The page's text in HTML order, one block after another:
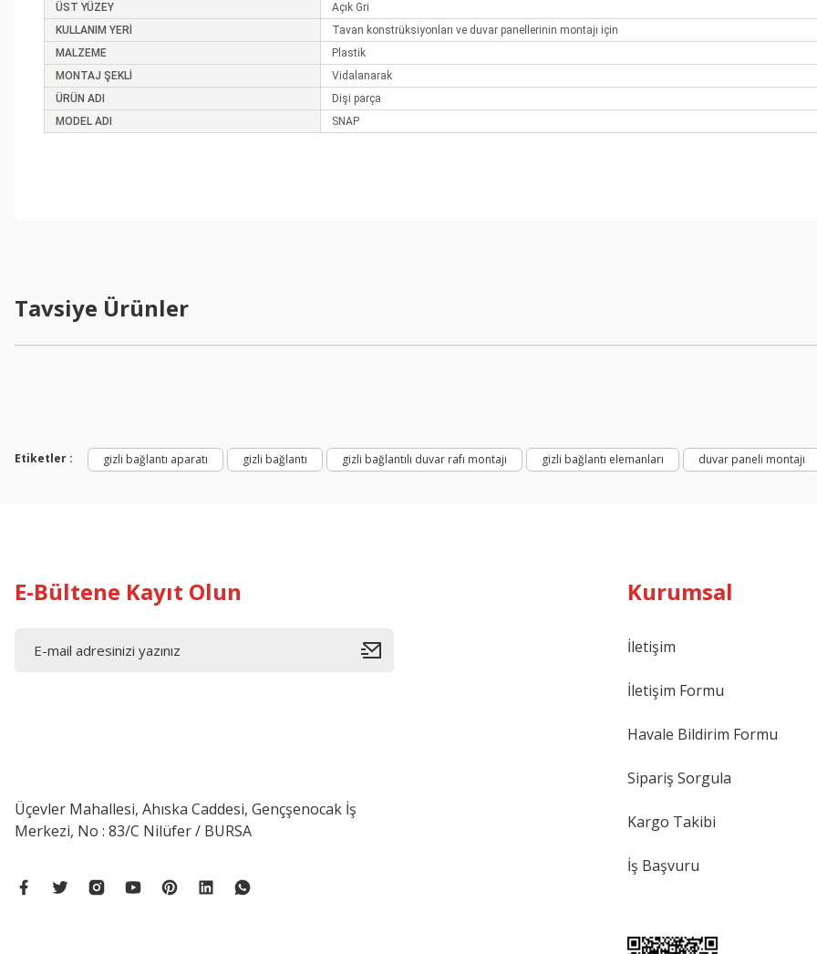
ÜST YÜZEY
Açık Gri
KULLANIM YERİ
Tavan konstrüksiyonları ve duvar panellerinin montajı için
MALZEME
Plastik
MONTAJ ŞEKLİ
Vidalanarak
ÜRÜN ADI
Dişi parça
MODEL ADI
SNAP
Tavsiye Ürünler
23,06 ₺
Hafele Snap Bağlantısı, İşaretleyici
HAFELE
Etiketler : gizli bağlantı aparatı gizli bağlantı gizli bağlantılı duvar rafı montajı gizli bağlantı elemanları duvar paneli montajı
E-Bültene Kayıt Olun
Üçevler Mahallesi, Ahıska Caddesi, Gençşenocak İş
Merkezi, No : 83/C Nilüfer / BURSA
Kurumsal
İletişim
İletişim Formu
Havale Bildirim Formu
Sipariş Sorgula
Kargo Takibi
İş Başvuru